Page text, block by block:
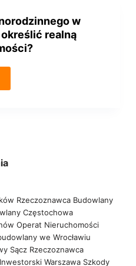
w
określić realną
Rzeczoznawca Budowlany
Częstochowa
Operat Nieruchomości
we Wrocławiu
Sącz Rzeczoznawca
Warszawa Szkody